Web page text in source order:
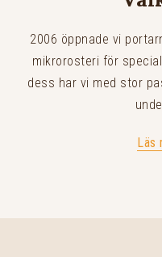
2006 öppnade vi
mikrorosteri för
dess har vi med stor
Läs